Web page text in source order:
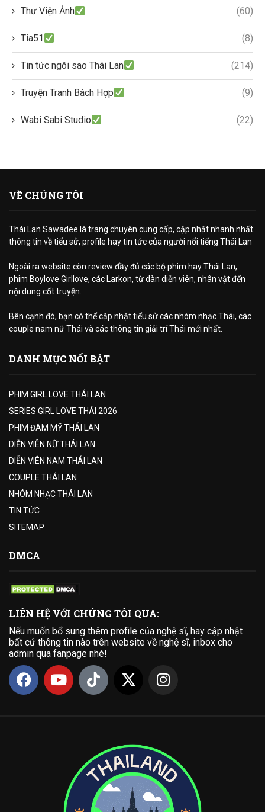
Thư Viện Ảnh (60)
Tia51 (8)
Tin tức ngôi sao Thái Lan (214)
Truyện Tranh Bách Hợp (9)
Wabi Sabi Studio (22)
VỀ CHÚNG TÔI
Thái Lan Sawadee là trang chuyên cung cấp, cập nhật nhanh nhất
thông tin về tiểu sử, profile hay tin tức của người nổi tiếng Thái Lan
Ngoài ra website còn review đầy đủ các bộ phim hay Thái Lan,
phim Boylove Girllove, các Larkon, từ dàn diễn viên, nhân vật đến
nội dung cốt truyện.
Bên cạnh đó, bạn có thể cập nhật tiểu sử các nhóm nhạc Thái, các
couple nam nữ Thái và các thông tin giải trí Thái mới nhất.
DANH MỤC NỔI BẬT
PHIM GIRL LOVE THÁI LAN
SERIES GIRL LOVE THÁI 2026
PHIM ĐAM MỸ THÁI LAN
DIỄN VIÊN NỮ THÁI LAN
DIỄN VIÊN NAM THÁI LAN
COUPLE THÁI LAN
NHÓM NHẠC THÁI LAN
TIN TỨC
SITEMAP
DMCA
LIÊN HỆ VỚI CHÚNG TÔI QUA:
Nếu muốn bổ sung thêm profile của nghệ sĩ, hay cập nhật
bất cứ thông tin nào trên website về nghệ sĩ, inbox cho
admin qua fanpage nhé!